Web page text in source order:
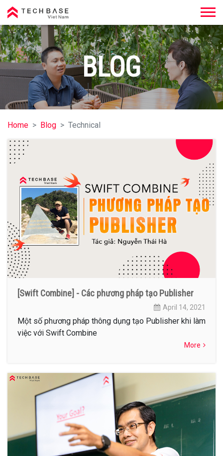
BLOG
Home Blog Technical
[Swift Combine] - Các phương pháp tạo Publisher
April 14, 2021
Một số phương pháp thông dụng tạo Publisher khi làm
việc với Swift Combine
More